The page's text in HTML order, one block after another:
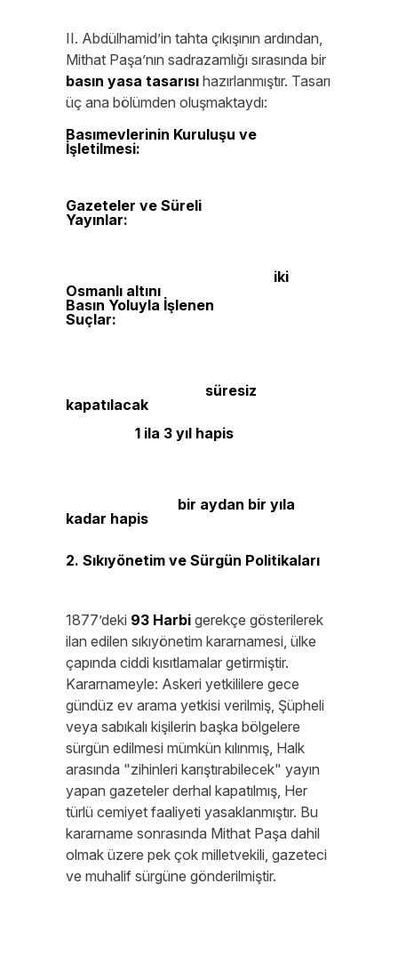
II. Abdülhamid’in tahta çıkışının ardından,
Mithat Paşa’nın sadrazamlığı sırasında bir
basın yasa tasarısı hazırlanmıştır. Tasarı
üç ana bölümden oluşmaktaydı:
Basımevlerinin Kuruluşu ve
İşletilmesi: Yeni bir gazete çıkarmak için
hükümetten izin alınması zorunluydu.
Gazeteler ve Süreli
Yayınlar:
iki
Osmanlı altını
Basın Yoluyla İşlenen
Suçlar: Gazetelerde hükümet yetkililerine
süresiz
kapatılacak
1 ila 3 yıl hapis
bir aydan bir yıla
kadar hapis
2. Sıkıyönetim ve Sürgün Politikaları
1877’deki 93 Harbi gerekçe gösterilerek
ilan edilen sıkıyönetim kararnamesi, ülke
çapında ciddi kısıtlamalar getirmiştir.
Kararnameyle: Askeri yetkililere gece
gündüz ev arama yetkisi verilmiş, Şüpheli
veya sabıkalı kişilerin başka bölgelere
sürgün edilmesi mümkün kılınmış, Halk
arasında "zihinleri karıştırabilecek" yayın
yapan gazeteler derhal kapatılmış, Her
türlü cemiyet faaliyeti yasaklanmıştır. Bu
kararname sonrasında Mithat Paşa dahil
olmak üzere pek çok milletvekili, gazeteci
ve muhalif sürgüne gönderilmiştir.